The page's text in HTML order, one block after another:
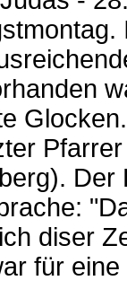
diser
für